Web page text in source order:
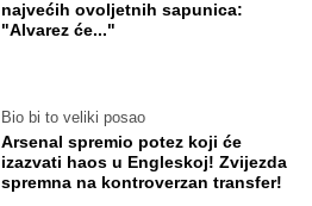
najvećih ovoljetnih sapunica:
"Alvarez će..."
Bio bi to veliki posao
Arsenal spremio potez koji će
izazvati haos u Engleskoj! Zvijezda
spremna na kontroverzan transfer!